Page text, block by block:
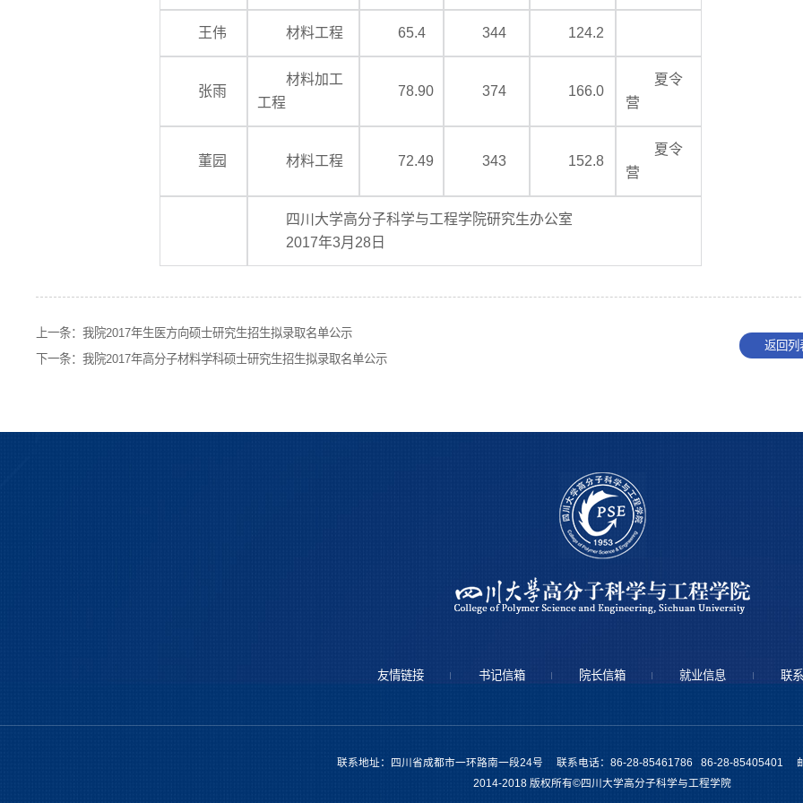
王伟 材料工程 65.4 344 124.2
张雨
材料加工
工程
78.90 374 166.0
夏令
营
董园 材料工程 72.49 343 152.8
夏令
营
四川大学高分子科学与工程学院研究生办公室
2017年3月28日
上一条：我院2017年生医方向硕士研究生招生拟录取名单公示
下一条：我院2017年高分子材料学科硕士研究生招生拟录取名单公示
返回列
友情链接 书记信箱 院长信箱 就业信息 联
联系地址：四川省成都市一环路南一段24号 联系电话：86-28-85461786 86-28-85405401
2014-2018 版权所有©四川大学高分子科学与工程学院